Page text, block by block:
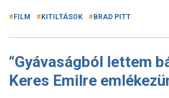
FILM KITILTÁSOK BRAD PITT
“Gyávaságból lettem
Keres Emilre